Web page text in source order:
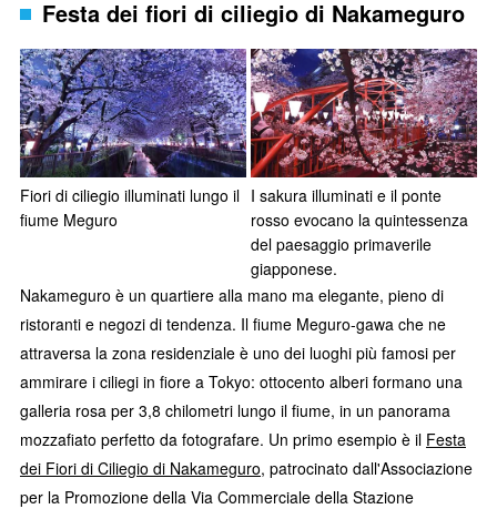
Festa dei fiori di ciliegio di Nakameguro
Fiori di ciliegio illuminati lungo il
fiume Meguro
I sakura illuminati e il ponte
rosso evocano la quintessenza
del paesaggio primaverile
giapponese.
Nakameguro è un quartiere alla mano ma elegante, pieno di
ristoranti e negozi di tendenza. Il fiume Meguro-gawa che ne
attraversa la zona residenziale è uno dei luoghi più famosi per
ammirare i ciliegi in fiore a Tokyo: ottocento alberi formano una
galleria rosa per 3,8 chilometri lungo il fiume, in un panorama
mozzafiato perfetto da fotografare. Un primo esempio è il Festa
dei Fiori di Ciliegio di Nakameguro, patrocinato dall'Associazione
per la Promozione della Via Commerciale della Stazione